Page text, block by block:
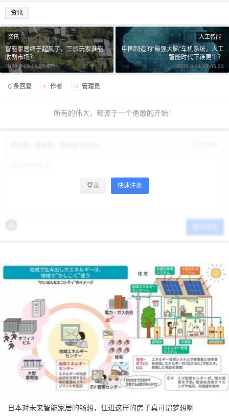
资讯
资讯
智能家居终于起风了，三派玩家谁能
收割市场？
2020-3-13 16:07:47
人工智能
中国制造的“最强大脑”车机系统，人工
智能时代下谁更牛？
2020-3-14 15:05:20
0 条回复 A 作者 M 管理员
所有的伟大，都源于一个勇敢的开始！
登录 快速注册
日本对未来智能家居的畅想，住进这样的房子真可谓梦想啊